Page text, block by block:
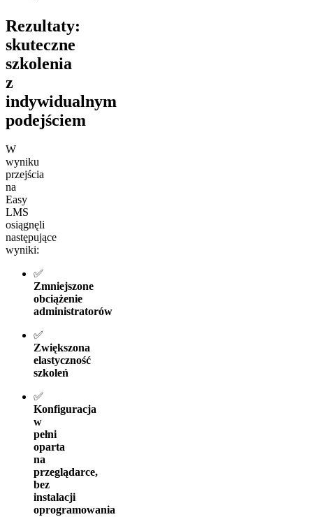
Rezultaty:
skuteczne
szkolenia
z
indywidualnym
podejściem
W
wyniku
przejścia
na
Easy
LMS
osiągnęli
następujące
wyniki:
✅
Zmniejszone
obciążenie
administratorów
✅
Zwiększona
elastyczność
szkoleń
✅
Konfiguracja
w
pełni
oparta
na
przeglądarce,
bez
instalacji
oprogramowania